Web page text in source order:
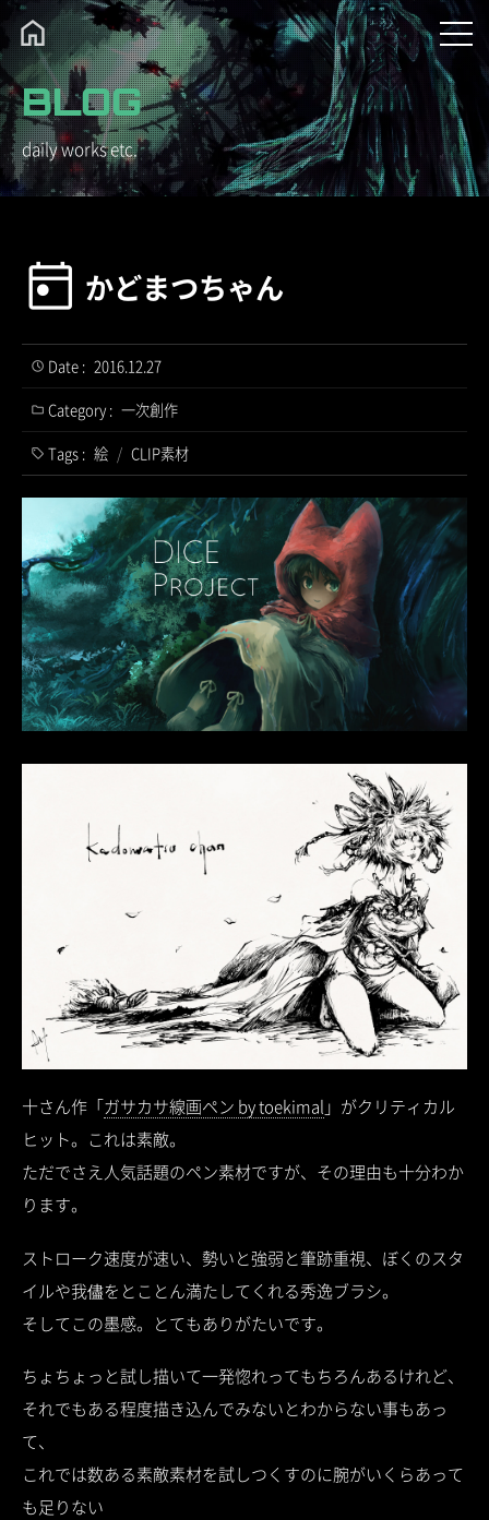
BLOG
daily works etc.
かどまつちゃん
Date : 2016.12.27
Category : 一次創作
Tags : 絵 / CLIP素材
十さん作「ガサカサ線画ペン by toekimal 」がクリティカル
ヒット。これは素敵。
ただでさえ人気話題のペン素材ですが、その理由も十分わか
ります。
ストローク速度が速い、勢いと強弱と筆跡重視、ぼくのスタ
イルや我儘をとことん満たしてくれる秀逸ブラシ。
そしてこの墨感。とてもありがたいです。
ちょちょっと試し描いて一発惚れってもちろんあるけれど、
それでもある程度描き込んでみないとわからない事もあっ
て、
これでは数ある素敵素材を試しつくすのに腕がいくらあって
も足りない